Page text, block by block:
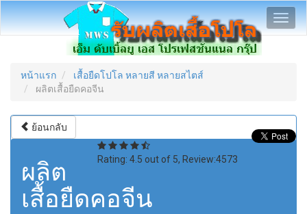
หน้าแรก
เสื้อยืดโปโล หลายสี หลายสไตส์
ผลิตเสื้อยืดคอจีน
ย้อนกลับ
Rating: 4.5 out of 5, Review:4573
ผลิต
เสื้อยืดคอจีน